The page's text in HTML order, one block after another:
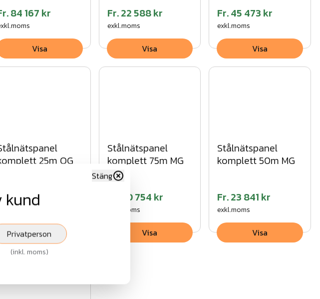
84 167 kr
Visa
Fr.22 588 kr
exkl.moms
Visa
Fr.45 473 kr
exkl.moms
Visa
25m OG
24 326 kr
Visa
Stålnätspanel
komplett 75m MG
30 754 kr
exkl.moms
Visa
Stålnätspanel
komplett 50m MG
Fr.23 841 kr
exkl.moms
Visa
kund
Stäng
Privatperson
(inkl. moms)